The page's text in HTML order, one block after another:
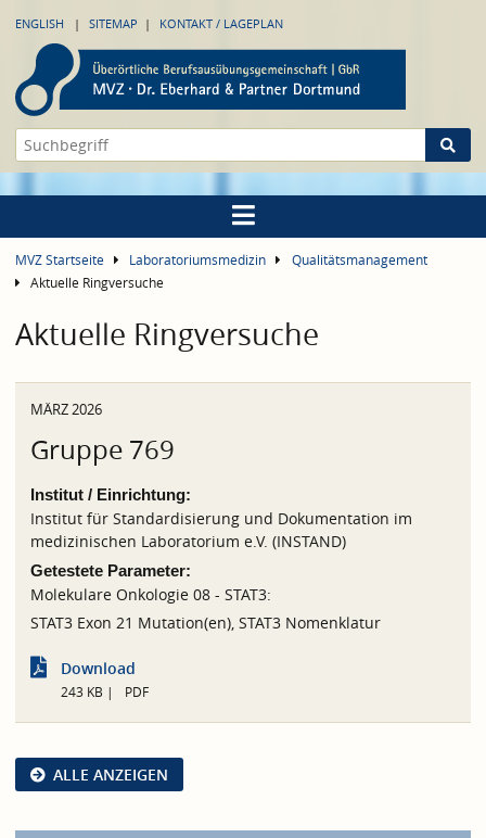
ENGLISH SITEMAP KONTAKT / LAGEPLAN
MVZ Startseite Laboratoriumsmedizin
Qualitätsmanagement
Aktuelle Ringversuche
Aktuelle Ringversuche
MÄRZ 2026
Gruppe 769
Institut / Einrichtung:
Institut für Standardisierung und Dokumentation im
medizinischen Laboratorium e.V. (INSTAND)
Getestete Parameter:
Molekulare Onkologie 08 - STAT3:
STAT3 Exon 21 Mutation(en), STAT3 Nomenklatur
Download
243 KB PDF
ALLE ANZEIGEN